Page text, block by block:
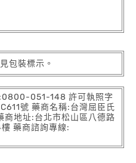
包裝標示。
051-148 許可執照字
號 藥商名稱:台灣屈臣氏
商地址:台北市松山區八德路
藥商諮詢專線: